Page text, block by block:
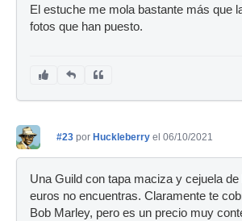
El estuche me mola bastante más que
fotos que han puesto.
#23 por Huckleberry el 06/10/2021
Una Guild con tapa maciza y cejuela
euros no encuentras. Claramente te
Bob Marley, pero es un precio muy